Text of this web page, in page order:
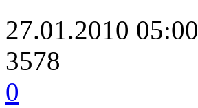
27.01.2010 05:00
3578
0